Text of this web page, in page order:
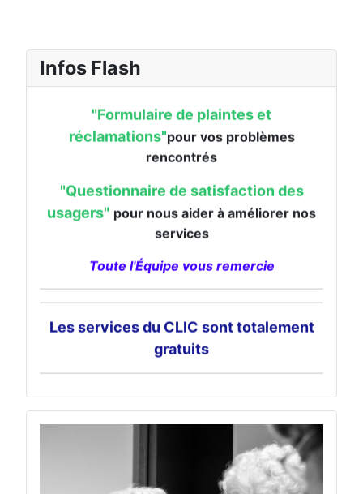
Infos Flash"Formulaire de plaintes et
réclamations"pour vos problèmes
rencontrés
"Questionnaire de satisfaction des
pour nous aider à améliorer nos
services
Toute l'Équipe vous remercie
Les services du CLIC sont totalement
Découvrez nos dernières actions dans